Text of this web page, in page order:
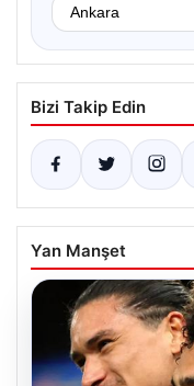
Bizi Takip Edin
Yan Manşet